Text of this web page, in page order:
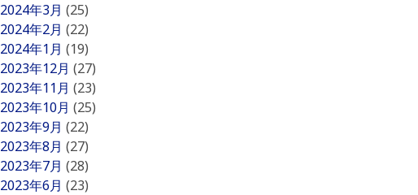
2024年3月 (25)
2024年2月 (22)
2024年1月 (19)
2023年12月 (27)
2023年11月 (23)
2023年10月 (25)
2023年9月 (22)
2023年8月 (27)
2023年7月 (28)
2023年6月 (23)